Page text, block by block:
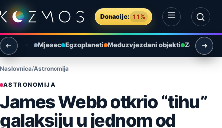
Preskoči na sadržaj
Donacije: 11%
Otvori izbornik
Otvori pretragu
Mjesec Egzoplaneti Međuzvjezdani objekti Zemlja i
Naslovnica Astronomija
ASTRONOMIJA
James Webb otkrio “tihu”
galaksiju u jednom od